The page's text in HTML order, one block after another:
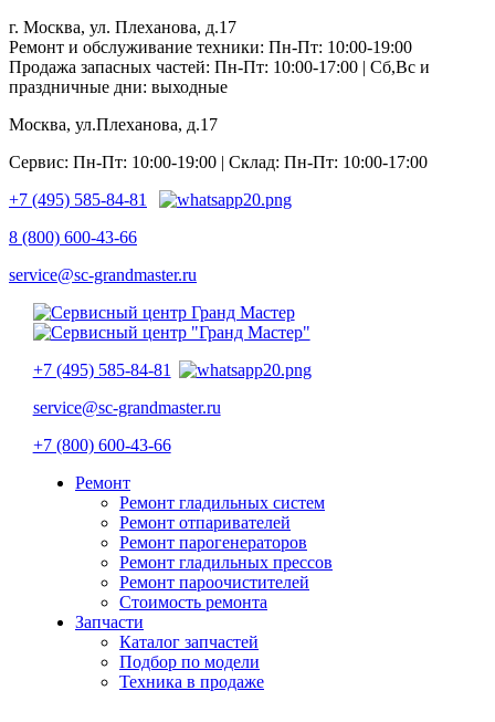
г. Москва, ул. Плеханова, д.17
Ремонт и обслуживание техники: Пн-Пт: 10:00-19:00
Продажа запасных частей: Пн-Пт: 10:00-17:00 | Сб,Вс и
праздничные дни: выходные
Москва, ул.Плеханова, д.17
Сервис: Пн-Пт: 10:00-19:00 | Склад: Пн-Пт: 10:00-17:00
+7 (495) 585-84-81
8 (800) 600-43-66
service@sc-grandmaster.ru
+7 (495) 585-84-81
service@sc-grandmaster.ru
+7 (800) 600-43-66
Ремонт
Ремонт гладильных систем
Ремонт отпаривателей
Ремонт парогенераторов
Ремонт гладильных прессов
Ремонт пароочистителей
Стоимость ремонта
Запчасти
Каталог запчастей
Подбор по модели
Техника в продаже